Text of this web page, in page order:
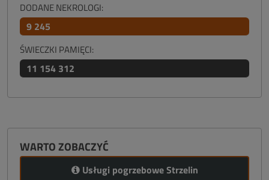
DODANE NEKROLOGI:
9 245
ŚWIECZKI PAMIĘCI:
11 154 312
WARTO ZOBACZYĆ
Usługi pogrzebowe Strzelin